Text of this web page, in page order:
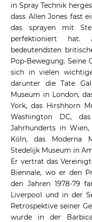
in Spray Technik
dass Allen Jones fast
das sprayen mit
perfektioniert
bedeutendsten
Pop-Bewegung. Seine
sich in vielen
darunter die Tate
Museum in London,
York, das Hirshhorn
Washington DC,
Jahrhunderts in
Köln, das Moderna
Stedelijk Museum in
Er vertrat das
Biennale, wo er den
den Jahren 1978-79
Liverpool und in der
Retrospektive seiner
wurde in der